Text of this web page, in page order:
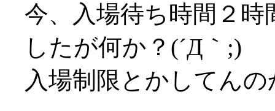
今、入場待ち時間２
したが何か？(´Д｀;)
入場制限とかしてん